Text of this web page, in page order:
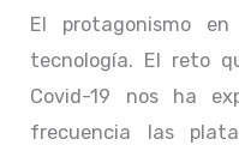
El protagonismo
tecnología. El reto
Covid-19 nos ha
frecuencia las